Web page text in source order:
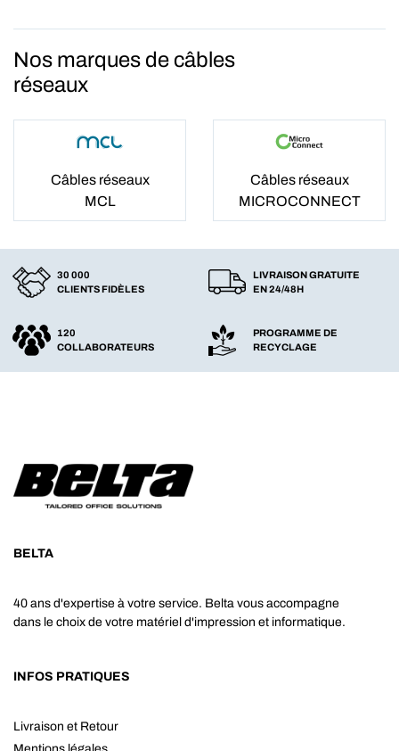
Nos marques de câbles
réseaux
Câbles réseaux
MCL
Câbles réseaux
MICROCONNECT
30 000
CLIENTS FIDÈLES
LIVRAISON GRATUITE
EN 24/48H
120
COLLABORATEURS
PROGRAMME DE
RECYCLAGE
BELTA
40 ans d'expertise à votre service. Belta vous accompagne
dans le choix de votre matériel d'impression et informatique.
INFOS PRATIQUES
Livraison et Retour